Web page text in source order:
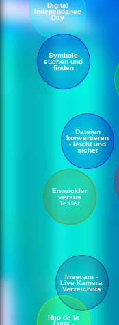
Digital
Independance
Day
Symbole
suchen und
finden
Dateien
konvertieren
- leicht und
sicher
Entwickler
versus
Tester
Insecam -
Live Kamera
Verzeichnis
Hijo de la
Luna -